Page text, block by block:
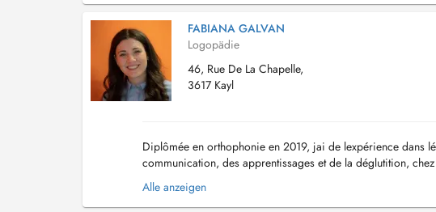
FABIANA GALVAN
Logopädie
46, Rue De La Chapelle,
3617 Kayl
Diplômée en orthophonie en 2019, jai de lexpérience dans
communication, des apprentissages et de la déglutition,
particulièrement de: - Troubles du langage oral et é...
Alle anzeigen